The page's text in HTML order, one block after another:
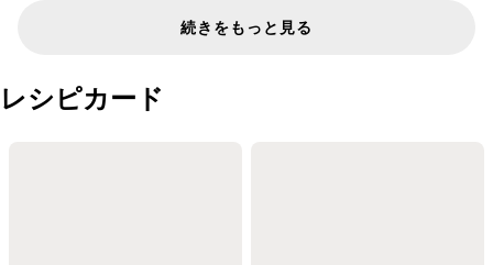
続きをもっと見る
レシピカード